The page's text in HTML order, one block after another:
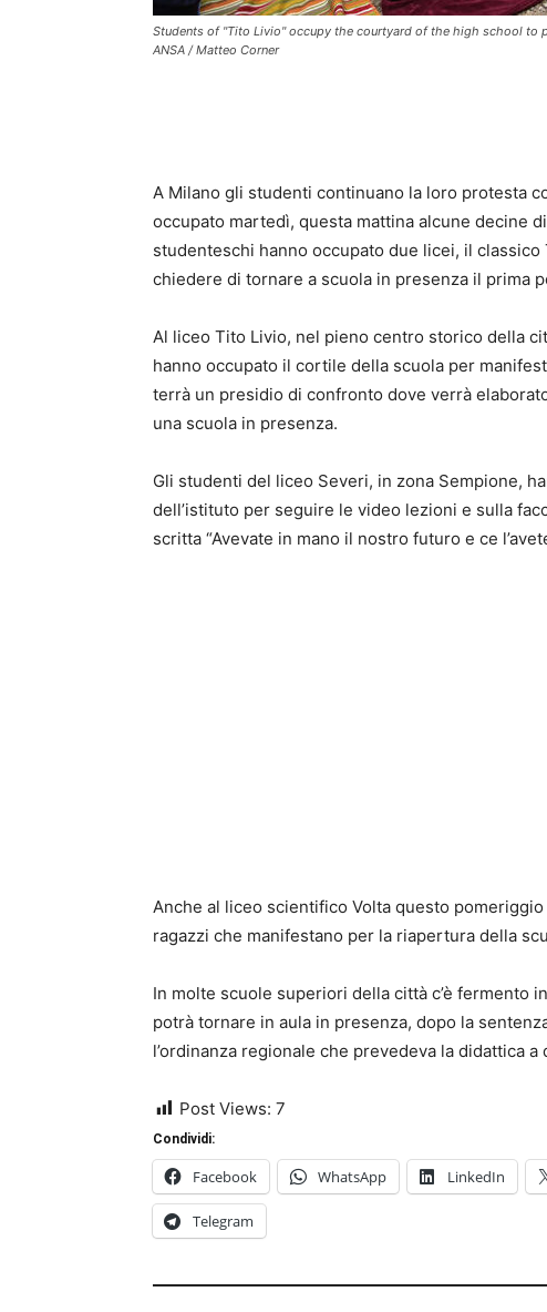
Students of "Tito Livio" occupy the courtyard of the high school to
ANSA / Matteo Corner
A Milano gli studenti continuano la loro protesta
occupato martedì, questa mattina alcune decine
studenteschi hanno occupato due licei, il
chiedere di tornare a scuola in presenza il prima
Al liceo Tito Livio, nel pieno centro storico della
hanno occupato il cortile della scuola per
terrà un presidio di confronto dove verrà
una scuola in presenza.
Gli studenti del liceo Severi, in zona Sempione,
dell’istituto per seguire le video lezioni e sulla
scritta “Avevate in mano il nostro futuro e ce
Anche al liceo scientifico Volta questo
ragazzi che manifestano per la riapertura della
In molte scuole superiori della città c’è fermento
potrà tornare in aula in presenza, dopo la
l’ordinanza regionale che prevedeva la didattica
Post Views: 7
Condividi:
Facebook WhatsApp LinkedIn
Telegram